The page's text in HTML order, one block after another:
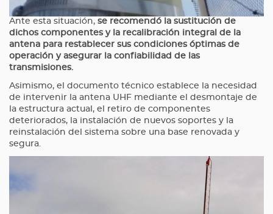
Ante esta situación, se recomendó la sustitución de
dichos componentes y la recalibración integral de la
antena para restablecer sus condiciones óptimas de
operación y asegurar la confiabilidad de las
transmisiones.
Asimismo, el documento técnico establece la necesidad
de intervenir la antena UHF mediante el desmontaje de
la estructura actual, el retiro de componentes
deteriorados, la instalación de nuevos soportes y la
reinstalación del sistema sobre una base renovada y
segura.